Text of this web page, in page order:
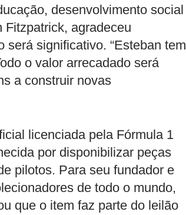
desenvolvimento social
Fitzpatrick, agradeceu
significativo. “Esteban tem
o valor arrecadado será
a construir novas
licenciada pela Fórmula 1
por disponibilizar peças
pilotos. Para seu fundador e
de todo o mundo,
que o item faz parte do leilão